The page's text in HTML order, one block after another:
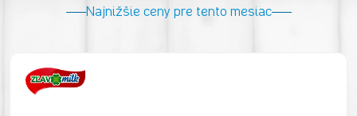
Najnižšie ceny pre tento mesiac